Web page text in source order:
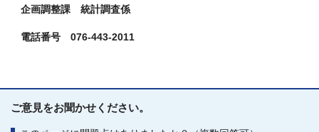
企画調整課 統計調査係
電話番号 076-443-2011
ご意見をお聞かせください。